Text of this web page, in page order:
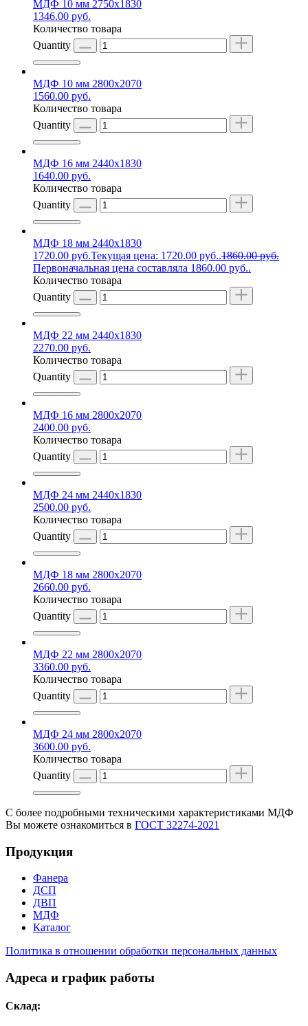
МДФ 10 мм 2750х1830
1346.00 руб.
Количество товара
Quantity
МДФ 10 мм 2800х2070
1560.00 руб.
Количество товара
Quantity
МДФ 16 мм 2440х1830
1640.00 руб.
Количество товара
Quantity
МДФ 18 мм 2440х1830
1720.00 руб.Текущая цена: 1720.00 руб..1860.00руб.
Первоначальная цена составляла 1860.00 руб..
Количество товара
Quantity
МДФ 22 мм 2440х1830
2270.00 руб.
Количество товара
Quantity
МДФ 16 мм 2800х2070
2400.00 руб.
Количество товара
Quantity
МДФ 24 мм 2440х1830
2500.00 руб.
Количество товара
Quantity
МДФ 18 мм 2800х2070
2660.00 руб.
Количество товара
Quantity
МДФ 22 мм 2800х2070
3360.00 руб.
Количество товара
Quantity
МДФ 24 мм 2800х2070
3600.00 руб.
Количество товара
Quantity
С более подробными техническими характеристиками МДФ
Вы можете ознакомиться в ГОСТ 32274-2021
Продукция
Фанера
ДСП
ДВП
МДФ
Каталог
Политика в отношении обработки персональных данных
Адреса и график работы
Склад: